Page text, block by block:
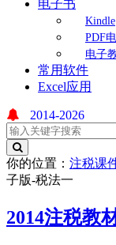
电子书
Kindle
PDF
电子
常用软件
Excel应用
2014-2026
你的位置： 注税课
子版-税法一
2014注税教